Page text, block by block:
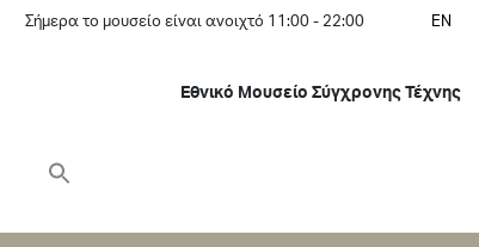
Σήμερα το μουσείο είναι ανοιχτό 11:00 - 22:00 EN
Εθνικό Μουσείο Σύγχρονης Τέχνης